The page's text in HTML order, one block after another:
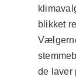
blikket
de laver